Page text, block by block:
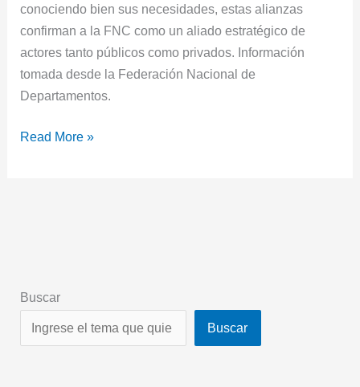
conociendo bien sus necesidades, estas alianzas
confirman a la FNC como un aliado estratégico de
actores tanto públicos como privados. Información
tomada desde la Federación Nacional de
Departamentos.
Read More »
Buscar
Buscar